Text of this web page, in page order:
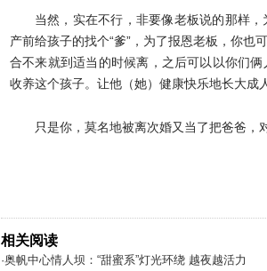
当然，实在不行，非要像老板说的那样
产前给孩子的找个“爹”，为了报恩老板，你也
合不来就到适当的时候离，之后可以以你们
收养这个孩子。让他（她）健康快乐地长大成人
只是你，莫名地被离次婚又当了把爸爸，
相关阅读
·奥帆中心情人坝：“甜蜜系”灯光环绕 越夜越活力